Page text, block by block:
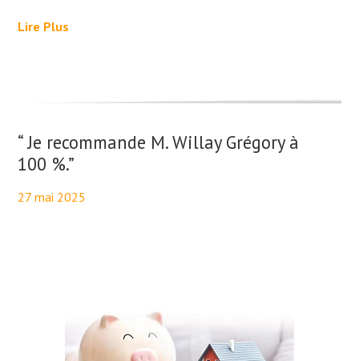
Lire Plus
“ Je recommande M. Willay Grégory à
100 %.”
27 mai 2025